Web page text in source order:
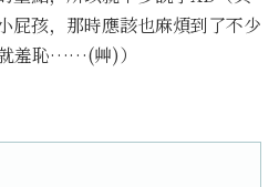
屁孩，那時應該也麻煩到了不少
羞恥……(艸)）